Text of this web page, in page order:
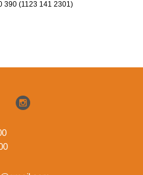
390 (1123 141 2301)